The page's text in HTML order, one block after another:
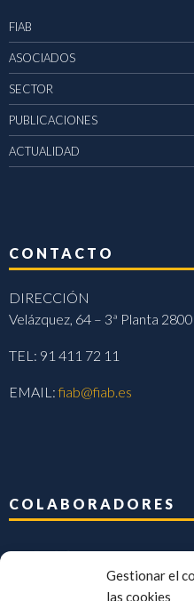
Gestionar el
las cookies
FIAB
ASOCIADOS
SECTOR
PUBLICACIONES
ACTUALIDAD
CONTACTO
DIRECCIÓN
Velázquez, 64 – 3ª Planta
TEL: 91 411 72 11
EMAIL:fiab@fiab.es
COLABORADORES